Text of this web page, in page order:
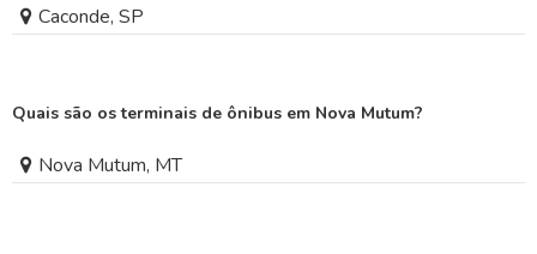
Caconde, SP
Quais são os terminais de ônibus em Nova Mutum?
Nova Mutum, MT